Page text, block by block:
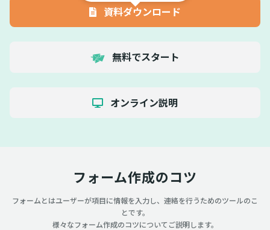
資料ダウンロード
無料でスタート
オンライン説明
フォーム作成のコツ
フォームとはユーザーが項目に情報を入力し、連絡を行うためのツールのこ
とです。
様々なフォーム作成のコツについてご説明します。